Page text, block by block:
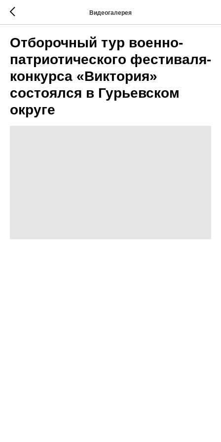
Видеогалерея
Отборочный тур военно-
патриотического фестиваля-
конкурса «Виктория»
состоялся в Гурьевском
округе